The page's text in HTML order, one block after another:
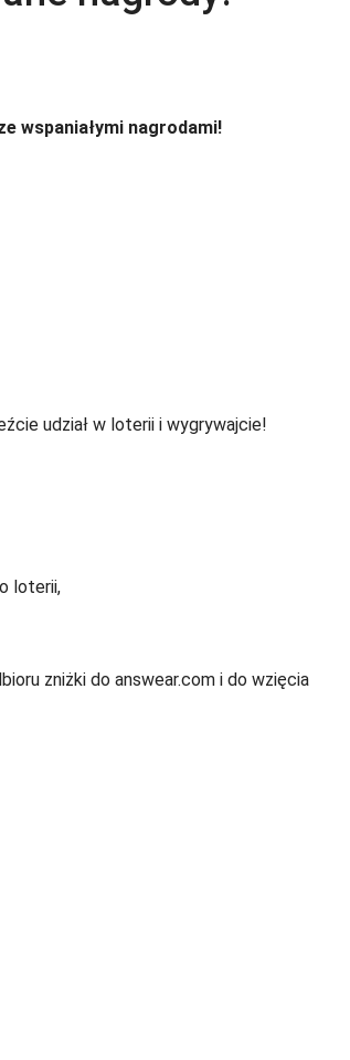
wspaniałymi nagrodami!
udział w loterii i wygrywajcie!
loterii,
zniżki do answear.com i do wzięcia